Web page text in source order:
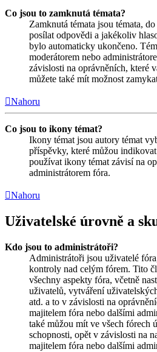
Co jsou to zamknutá témata?
Zamknutá témata jsou témata,
posílat odpovědi a jakékoliv
bylo automaticky ukončeno.
moderátorem nebo
závislosti na oprávněních, které
můžete také mít možnost
Nahoru
Co jsou to ikony témat?
Ikony témat jsou autory témat
příspěvky, které můžou
používat ikony témat závisí na
administrátorem fóra.
Nahoru
Uživatelské úrovně a
Kdo jsou to administrátoři?
Administrátoři jsou uživatelé
kontroly nad celým fórem. Tito
všechny aspekty fóra, včetně
uživatelů, vytváření
atd. a to v závislosti na
majitelem fóra nebo dalšími
také můžou mít ve všech fórech
schopnosti, opět v závislosti na
majitelem fóra nebo dalšími